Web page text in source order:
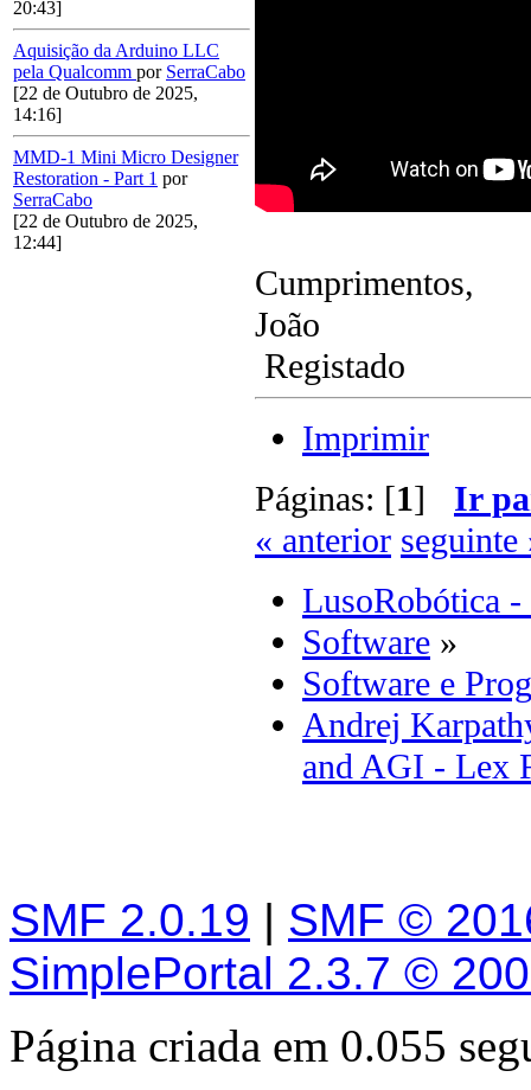
20:43]
Aquisição da Arduino LLC
pela Qualcomm por SerraCabo
[22 de Outubro de 2025,
14:16]
MMD-1 Mini Micro Designer
Restoration - Part 1 por
SerraCabo
[22 de Outubro de 2025,
12:44]
Cumprimentos,
João
Registado
Imprimir
Páginas: [1] Ir
« anterior seguinte
LusoRobótica -
Software »
Software e
Andrej
and AGI - Lex
SMF 2.0.19 | SMF ©
SimplePortal 2.3.7 ©
Página criada em 0.055